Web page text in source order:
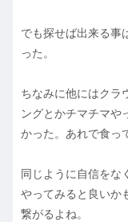
でも探せば出来る事
った。
ちなみに他にはクラ
ングとかチマチマや
かった。あれで食っ
同じように自信をな
やってみると良いか
繋がるよね。